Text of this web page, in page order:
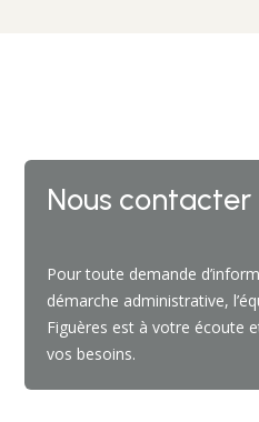
Nous contacter
Pour toute demande
démarche administrative,
Figuères est à votre écoute
vos besoins.